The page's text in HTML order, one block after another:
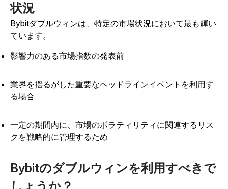
状況
Bybitダブルウィンは、特定の市場状況において最も輝い
ています。
影響力のある市場指数の発表前
業界を揺るがした重要なヘッドラインイベントを利用す
る場合
一定の期間内に、市場のボラティリティに関連するリス
クを戦略的に管理するため
Bybitのダブルウィンを利用すべきで